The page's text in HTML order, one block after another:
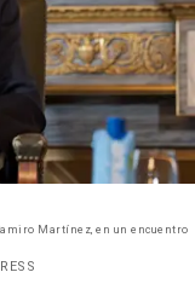
Martínez, en un encuentro